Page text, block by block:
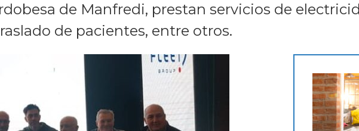
de Manfredi, prestan servicios de
de pacientes, entre otros.